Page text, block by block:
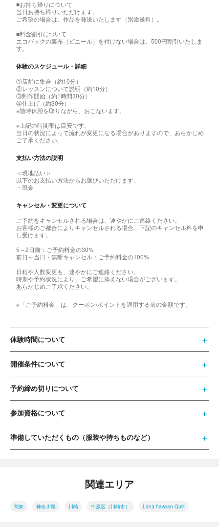
■お持ち帰りについて
当日お持ち帰りいただけます。
ご希望の場合は、作品を発送いたします（別途送料）。
■料金割引について
エコバックの裏布（ビニール）を付けない場合は、500円割引いたしま
す。
体験のスケジュール・詳細
①店舗に集合（約10分）
②レッスンについて説明（約10分）
③制作開始（約1時間30分）
④仕上げ（約30分）
※随時休憩を取りながら、おこないます。
※上記の時間帯は目安です。
当日の状況によって流れが変更になる場合がありますので、あらかじめ
ご了承ください。
支払い方法の説明
＜現地払い＞
以下のお支払い方法からお選びいただけます。
・現金
キャンセル・変更について
ご予約をキャンセルされる場合は、速やかにご連絡ください。
お客様のご都合によりキャンセルされる場合、下記のキャンセル料を申
し受けます。
5～2日前：ご予約料金の30%
前日～当日・無断キャンセル：ご予約料金の100%
日程や人数変更も、速やかにご連絡ください。
時期や予約状況により、ご希望に添えない場合がございます。
あらかじめご了承ください。
※「ご予約料金」は、クーポン/ポイントを適用する前の金額です。
体験時間について
開催条件について
予約締め切りについて
参加資格について
準備していただくもの（服装や持ちものなど）
関連エリア
関東 神奈川県 川崎 中原区（川崎市） Lana hawiian Quilt